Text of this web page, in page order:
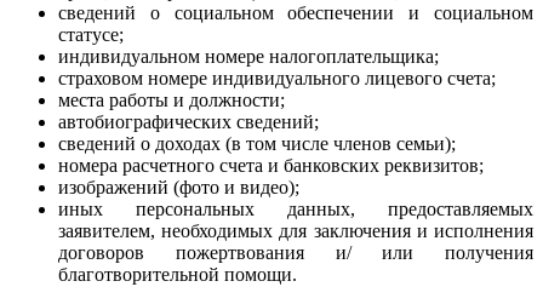
сведений о социальном обеспечении и социальном
статусе;
индивидуальном номере налогоплательщика;
страховом номере индивидуального лицевого счета;
места работы и должности;
автобиографических сведений;
сведений о доходах (в том числе членов семьи);
номера расчетного счета и банковских реквизитов;
изображений (фото и видео);
иных персональных данных, предоставляемых
заявителем, необходимых для заключения и исполнения
договоров пожертвования и/ или получения
благотворительной помощи.